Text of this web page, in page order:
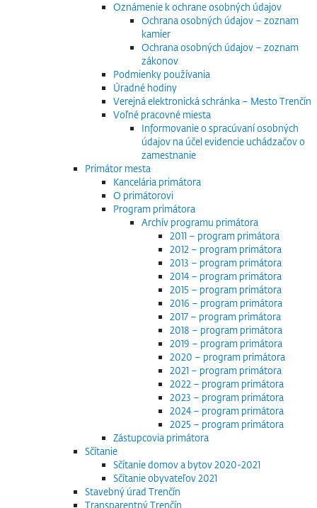
Oznámenie k ochrane osobných údajov
Ochrana osobných údajov – zoznam
kamier
Ochrana osobných údajov – zoznam
zákonov
Podmienky používania
Úradné hodiny
Verejná elektronická schránka – Mesto Trenčín
Voľné pracovné miesta
Informovanie o spracúvaní osobných
údajov na účel evidencie uchádzačov o
zamestnanie
Primátor mesta
Kancelária primátora
O primátorovi
Program primátora
Archív programu primátora
2011 – program primátora
2012 – program primátora
2013 – program primátora
2014 – program primátora
2015 – program primátora
2016 – program primátora
2017 – program primátora
2018 – program primátora
2019 – program primátora
2020 – program primátora
2021 – program primátora
2022 – program primátora
2023 – program primátora
2024 – program primátora
2025 – program primátora
Zástupcovia primátora
Sčítanie
Sčítanie domov a bytov 2020-2021
Sčítanie obyvateľov 2021
Stavebný úrad Trenčín
Transparentný Trenčín